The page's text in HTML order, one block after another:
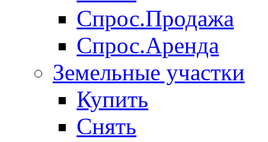
Спрос.Продажа
Спрос.Аренда
Земельные участки
Купить
Снять